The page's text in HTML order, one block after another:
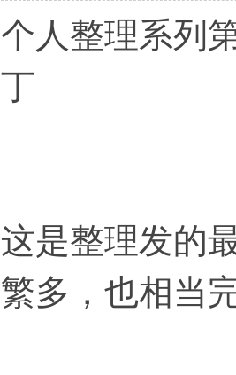
个人整理系列
丁
这是整理发的
繁多，也相当